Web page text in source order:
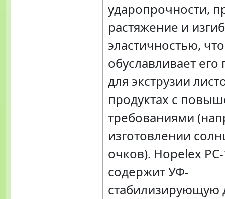
ударопрочности,
растяжение и
эластичностью, что
обуславливает
для экструзии
продуктах с
требованиями
изготовлении
очков). Hopelex
содержит УФ-
стабилизирующую